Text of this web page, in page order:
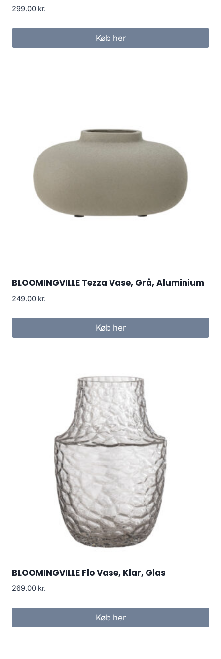
299.00 kr.
Køb her
BLOOMINGVILLE Tezza Vase, Grå, Aluminium
249.00 kr.
Køb her
BLOOMINGVILLE Flo Vase, Klar, Glas
269.00 kr.
Køb her